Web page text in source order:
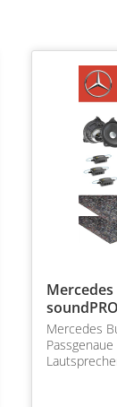
soundPRO
Mercedes